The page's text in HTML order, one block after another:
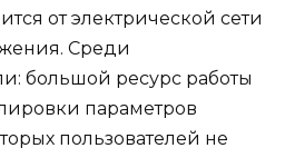
от электрической сети
Среди
большой ресурс работы
параметров
пользователей не